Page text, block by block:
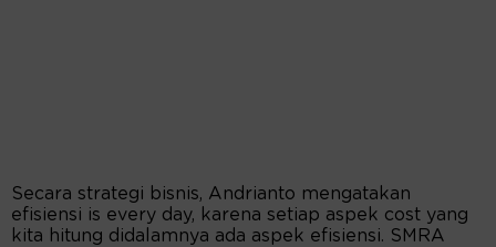
Secara strategi bisnis, Andrianto mengatakan
efisiensi is every day, karena setiap aspek cost yang
kita hitung didalamnya ada aspek efisiensi. SMRA